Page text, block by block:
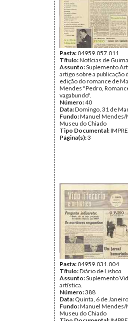
Pasta:04959.057.011
Título:Notícias de
Assunto:Suplemento
artigo sobre a publicação
edição do romance de
Mendes "Pedro,
vagabundo".
Número:40
Data:Domingo, 31 de
Fundo:Manuel Mendes/
Museu do Chiado
Tipo Documental:
Página(s):3
Pasta:04959.031.004
Título:Diário de Lisboa
Assunto:Suplemento
artística.
Número:388
Data: Quinta, 6 de
Fundo:Manuel Mendes/
Museu do Chiado